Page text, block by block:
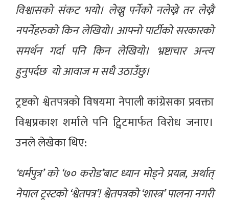
विश्वासको संकट भयो। लेख्नु पर्नेको नलेख्ने तर लेख्नै
नपर्नेहरुको किन लेखियो। आफ्नो पार्टीको सरकारको
समर्थन गर्दा पनि किन लेखियो। भ्रष्टाचार अन्त्य
हुनुपर्दछ यो आवाज म सधै उठाउँछु।
ट्रष्टको श्वेतपत्रको विषयमा नेपाली कांग्रेसका प्रवक्ता
विश्वप्रकाश शर्माले पनि ट्विटमार्फत विरोध जनाए।
उनले लेखेका थिए:
‘धर्मपुत्र’ को ‘७० करोड’बाट ध्यान मोड्ने प्रयत्न, अर्थात्
नेपाल ट्रस्टको ‘श्वेतपत्र’! श्वेतपत्रको ‘शास्त्र’ पालना नगरी